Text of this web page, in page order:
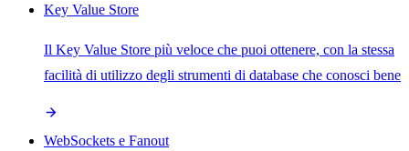
Key Value Store
Il Key Value Store più veloce che puoi ottenere, con la stessa
facilità di utilizzo degli strumenti di database che conosci bene
WebSockets e Fanout